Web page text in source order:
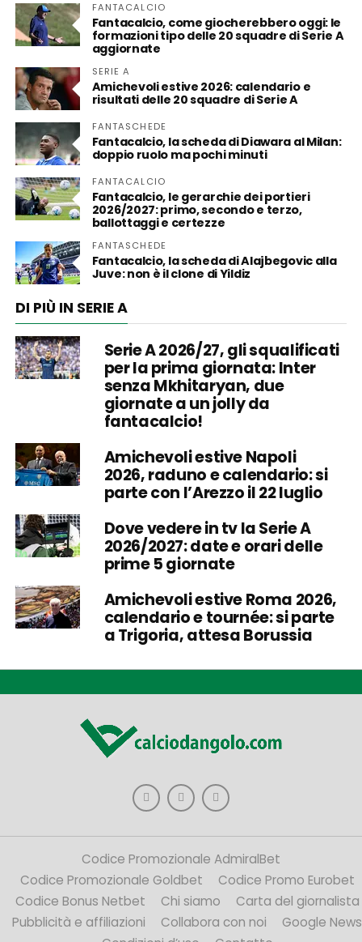
FANTACALCIO
Fantacalcio, come giocherebbero oggi: le
formazioni tipo delle 20 squadre di Serie A
aggiornate
SERIE A
Amichevoli estive 2026: calendario e
risultati delle 20 squadre di Serie A
FANTASCHEDE
Fantacalcio, la scheda di Diawara al Milan:
doppio ruolo ma pochi minuti
FANTACALCIO
Fantacalcio, le gerarchie dei portieri
2026/2027: primo, secondo e terzo,
ballottaggi e certezze
FANTASCHEDE
Fantacalcio, la scheda di Alajbegovic alla
Juve: non è il clone di Yildiz
DI PIÙ IN SERIE A
Serie A 2026/27, gli squalificati
per la prima giornata: Inter
senza Mkhitaryan, due
giornate a un jolly da
fantacalcio!
Amichevoli estive Napoli
2026, raduno e calendario: si
parte con l’Arezzo il 22 luglio
Dove vedere in tv la Serie A
2026/2027: date e orari delle
prime 5 giornate
Amichevoli estive Roma 2026,
calendario e tournée: si parte
a Trigoria, attesa Borussia
Codice Promozionale AdmiralBet
Codice Promozionale Goldbet
Codice Promo Eurobet
Codice Bonus Netbet
Chi siamo
Carta del giornalista
Pubblicità e affiliazioni
Collabora con noi
Google News